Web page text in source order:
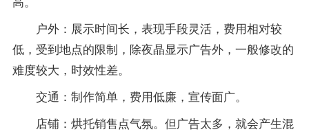
户外：展示时间长，表现手段灵活，费用相对较
低，受到地点的限制，除夜晶显示广告外，一般修改的
难度较大，时效性差。
交通：制作简单，费用低廉，宣传面广。
店铺：烘托销售点气氛。但广告太多，就会产生混